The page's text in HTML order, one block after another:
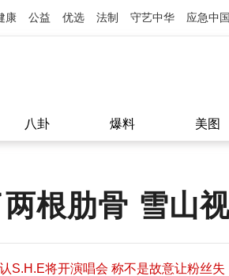
康 公益 优选 法制 守艺中华 应急中国
八卦 爆料 美图
根肋骨 雪山
S.H.E将开演唱会 称不是故意让粉丝失